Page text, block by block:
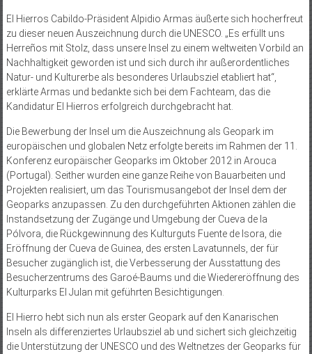
El Hierros Cabildo-Präsident Alpidio Armas äußerte sich hocherfreut
zu dieser neuen Auszeichnung durch die UNESCO. „Es erfüllt uns
Herreños mit Stolz, dass unsere Insel zu einem weltweiten Vorbild an
Nachhaltigkeit geworden ist und sich durch ihr außerordentliches
Natur- und Kulturerbe als besonderes Urlaubsziel etabliert hat“,
erklärte Armas und bedankte sich bei dem Fachteam, das die
Kandidatur El Hierros erfolgreich durchgebracht hat.
Die Bewerbung der Insel um die Auszeichnung als Geopark im
europäischen und globalen Netz erfolgte bereits im Rahmen der 11.
Konferenz europäischer Geoparks im Oktober 2012 in Arouca
(Portugal). Seither wurden eine ganze Reihe von Bauarbeiten und
Projekten realisiert, um das Tourismusangebot der Insel dem der
Geoparks anzupassen. Zu den durchgeführten Aktionen zählen die
Instandsetzung der Zugänge und Umgebung der Cueva de la
Pólvora, die Rückgewinnung des Kulturguts Fuente de Isora, die
Eröffnung der Cueva de Guinea, des ersten Lavatunnels, der für
Besucher zugänglich ist, die Verbesserung der Ausstattung des
Besucherzentrums des Garoé-Baums und die Wiedereröffnung des
Kulturparks El Julan mit geführten Besichtigungen.
El Hierro hebt sich nun als erster Geopark auf den Kanarischen
Inseln als differenziertes Urlaubsziel ab und sichert sich gleichzeitig
die Unterstützung der UNESCO und des Weltnetzes der Geoparks für